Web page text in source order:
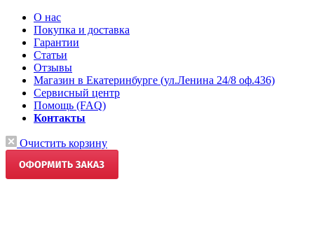
О нас
Покупка и доставка
Гарантии
Статьи
Отзывы
Магазин в Екатеринбурге (ул.Ленина 24/8 оф.436)
Сервисный центр
Помощь (FAQ)
Контакты
Очистить корзину